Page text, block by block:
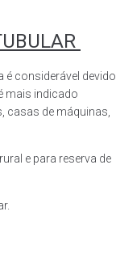
é considerável devido
mais indicado
casas de máquinas,
e para reserva de